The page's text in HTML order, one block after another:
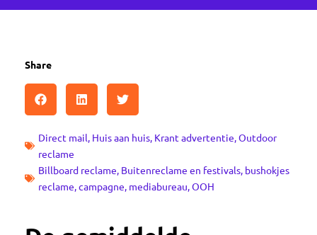
Share
Direct mail, Huis aan huis, Krant advertentie,Outdoor
reclame
Billboard reclame, Buitenreclame en festivals, bushokjes
reclame,campagne, mediabureau,OOH